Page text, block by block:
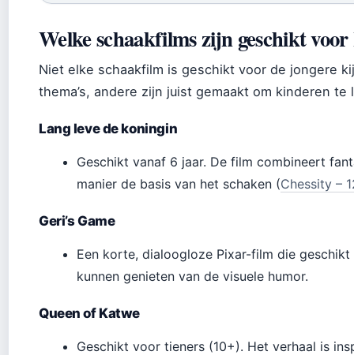
Welke schaakfilms zijn geschikt
Niet elke schaakfilm is geschikt voor de jongere
thema’s, andere zijn juist gemaakt om kinderen
Lang leve de koningin
Geschikt vanaf 6 jaar. De film combineert
manier de basis van het schaken (Chessity –
Geri’s Game
Een korte, dialoogloze Pixar-film die
kunnen genieten van de visuele humor.
Queen of Katwe
Geschikt voor tieners (10+). Het verhaal is